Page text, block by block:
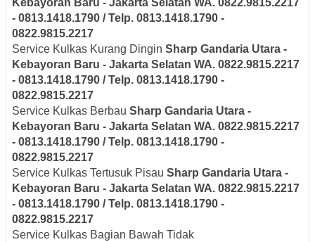
Kebayoran Baru - Jakarta Selatan WA. 0822.9815.2217
- 0813.1418.1790 / Telp. 0813.1418.1790 -
0822.9815.2217
Service Kulkas Kurang Dingin Sharp Gandaria Utara -
Kebayoran Baru - Jakarta Selatan WA. 0822.9815.2217
- 0813.1418.1790 / Telp. 0813.1418.1790 -
0822.9815.2217
Service Kulkas Berbau Sharp Gandaria Utara -
Kebayoran Baru - Jakarta Selatan WA. 0822.9815.2217
- 0813.1418.1790 / Telp. 0813.1418.1790 -
0822.9815.2217
Service Kulkas Tertusuk Pisau Sharp Gandaria Utara -
Kebayoran Baru - Jakarta Selatan WA. 0822.9815.2217
- 0813.1418.1790 / Telp. 0813.1418.1790 -
0822.9815.2217
Service Kulkas Bagian Bawah Tidak